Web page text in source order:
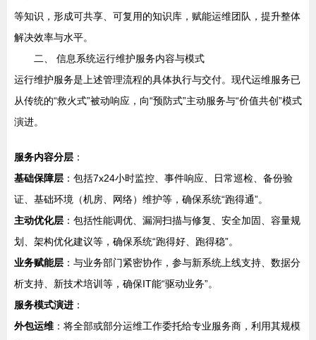
等知识，形成可共享、可复用的知识库，赋能运维团队，提升整体
解决效率与水平。
二、 信息系统运行维护服务内容与模式
运行维护服务是上述管理流程的具体执行与交付。现代运维服务已
从传统的“救火式”被动响应，向“预防式”主动服务与“价值共创”模式
演进。
服务内容分层 ：
基础保障层 ：包括7x24小时监控、事件响应、日常巡检、备份验
证、基础环境（机房、网络）维护等，确保系统“跑得通”。
主动优化层 ：包括性能调优、漏洞扫描与修复、安全加固、容量规
划、架构优化建议等，确保系统“跑得好、跑得稳”。
业务赋能层 ：与业务部门紧密协作，参与新系统上线支持、数据分
析支持、新技术培训等，确保IT能“驱动业务”。
服务模式演进 ：
外包运维 ：将全部或部分运维工作委托给专业服务商，利用其规模